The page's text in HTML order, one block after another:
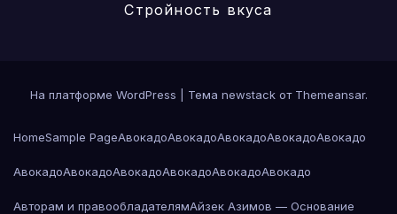
Стройность вкуса
На платформе WordPress Тема newstack от Themeansar.
HomeSample PageАвокадоАвокадоАвокадоАвокадоАвокадо
АвокадоАвокадоАвокадоАвокадоАвокадоАвокадо
Авторам и правообладателямАйзек Азимов — Основание